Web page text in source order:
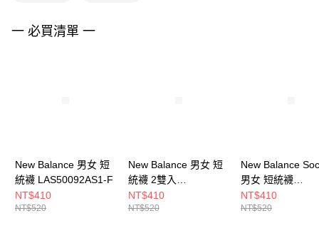
４．使用「AFTEE先享後付」時，將依據個別帳號之用戶狀況，依本公司即
一 必買清單 一
New Balance 男女 短
統襪 LAS50092AS1-F
NT$410
NT$520
New Balance 男女 短
統襪 2雙入
LAS51132AS2-F
NT$410
NT$520
New Balance
男女 短統襪
LAS51342AS1-F
NT$410
NT$520